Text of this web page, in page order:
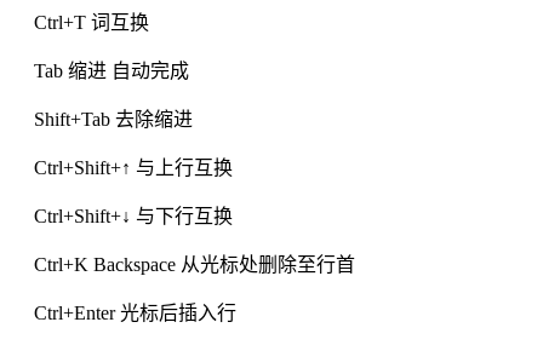
Ctrl+T 词互换
Tab 缩进 自动完成
Shift+Tab 去除缩进
Ctrl+Shift+↑ 与上行互换
Ctrl+Shift+↓ 与下行互换
Ctrl+K Backspace 从光标处删除至行首
Ctrl+Enter 光标后插入行